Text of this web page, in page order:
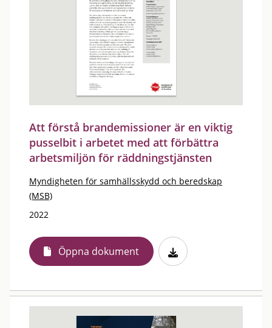
Att förstå brandemissioner är en viktig
pusselbit i arbetet med att förbättra
arbetsmiljön för räddningstjänsten
Myndigheten för samhällsskydd och beredskap
(MSB)
2022
Öppna dokument